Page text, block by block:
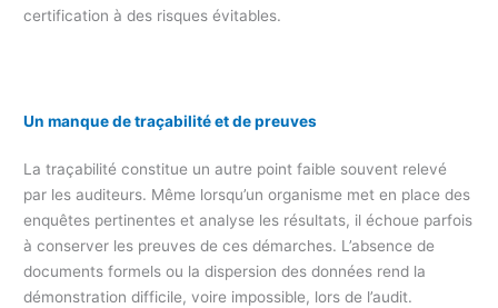
certification à des risques évitables.
Un manque de traçabilité et de preuves
La traçabilité constitue un autre point faible souvent relevé
par les auditeurs. Même lorsqu’un organisme met en place des
enquêtes pertinentes et analyse les résultats, il échoue parfois
à conserver les preuves de ces démarches. L’absence de
documents formels ou la dispersion des données rend la
démonstration difficile, voire impossible, lors de l’audit.